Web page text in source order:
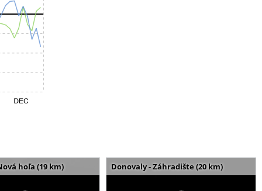
hoľa (19 km) Donovaly - Záhradište (20 km)